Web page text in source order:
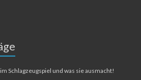
Schlagzeugspiel und was sie ausmacht!